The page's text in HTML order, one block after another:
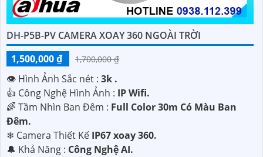
DH-P5B-PV CAMERA XOAY 360 NGOÀI TRỜI
1,500,000 ₫
1,700,000 ₫
👁 Hình Ảnh Sắc nét : 3k .
👍 Công Nghệ Hình Ảnh : IP Wifi.
🌈 Tầm Nhìn Ban Đêm : Full Color 30m Có Màu Ban
Ðêm.
❄ Camera Thiết Kế IP67 xoay 360.
️🔔 Khả Năng : Công Nghệ AI.